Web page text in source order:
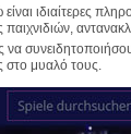
ιδιαίτερες
να
στο μυαλό τους.